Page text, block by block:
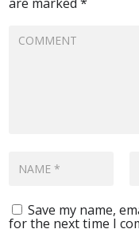
Save my name,
for the next time I